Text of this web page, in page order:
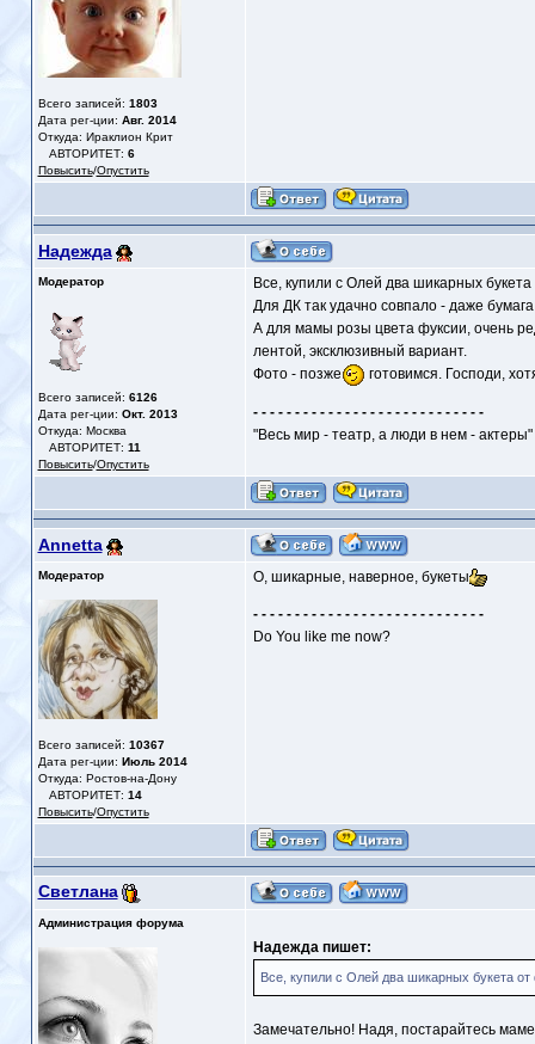
Всего записей: 1803
Дата рег-ции: Авг. 2014
Откуда: Ираклион Крит
АВТОРИТЕТ: 6
Повысить/Опустить
Надежда
Модератор
Всего записей: 6126
Дата рег-ции: Окт. 2013
Откуда: Москва
АВТОРИТЕТ: 11
Повысить/Опустить
Все, купили с Олей два шикарных
Для ДК так удачно совпало - даже
А для мамы розы цвета фуксии, очень
лентой, эксклюзивный вариант.
Фото - позже
готовимся. Господи,
- - - - - - - - - - - - - - - - - - - - - - - - - - - -
"Весь мир - театр, а люди в нем - актеры"
Annetta
Модератор
Всего записей: 10367
Дата рег-ции: Июль 2014
Откуда: Ростов-на-Дону
АВТОРИТЕТ: 14
Повысить/Опустить
О, шикарные, наверное, букеты
- - - - - - - - - - - - - - - - - - - - - - - - - - - -
Do You like me now?
Светлана
Администрация форума
Надежда пишет:
Все, купили с Олей два шикарных букета
Замечательно! Надя, постарайтесь